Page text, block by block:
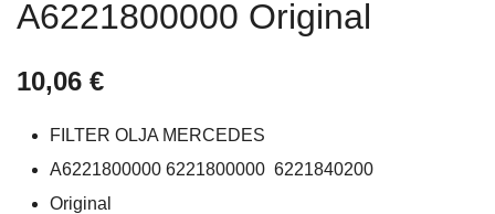
A6221800000 Original
10,06 €
FILTER OLJA MERCEDES
A6221800000 6221800000 6221840200
Original